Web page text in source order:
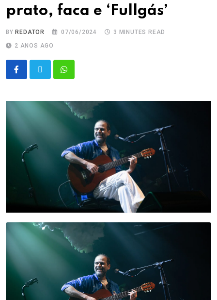
prato, faca e ‘Fullgás’
BY REDATOR 07/06/2024
3 MINUTES READ
2 ANOS AGO